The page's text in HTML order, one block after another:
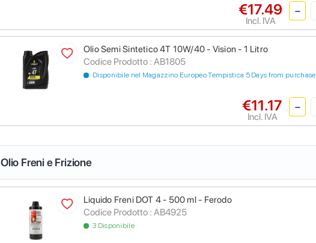
€17.49
Incl. IVA
Olio Semi Sintetico 4T 10W/40 - Vision - 1 Litro
Codice Prodotto : AB1805
Disponibile nel Magazzino Europeo Tempistica 5 Days from purchase
€11.17
Incl. IVA
Olio Freni e Frizione
Liquido Freni DOT 4 - 500 ml - Ferodo
Codice Prodotto : AB4925
3 Disponibile